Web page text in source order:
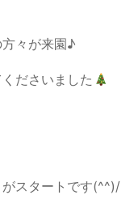
々が来園♪
ださいました
スタートです(^^)/